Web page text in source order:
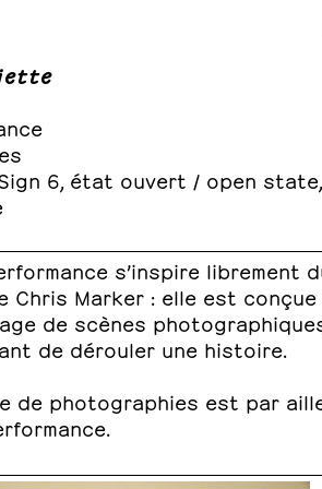
6, état ouvert / open state,
s’inspire librement
Chris Marker : elle est conçue
de scènes
de dérouler une histoire.
de photographies est par